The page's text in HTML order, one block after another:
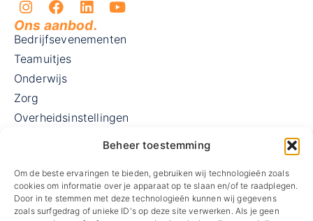
Beheer toestemming
Om de beste ervaringen te bieden, gebruiken wij technologieën zoals
cookies om informatie over je apparaat op te slaan en/of te raadplegen.
Door in te stemmen met deze technologieën kunnen wij gegevens
zoals surfgedrag of unieke ID's op deze site verwerken. Als je geen
Ons aanbod.
Bedrijfsevenementen
Teamuitjes
Onderwijs
Zorg
Overheidsinstellingen
Een andere Egmond ervaring
Masterclass Event Creatie
Over ons.